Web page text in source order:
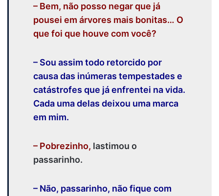
– Bem, não posso negar que já
pousei em árvores mais bonitas… O
que foi que houve com você?
– Sou assim todo retorcido por
causa das inúmeras tempestades e
catástrofes que já enfrentei na vida.
Cada uma delas deixou uma marca
em mim.
– Pobrezinho, lastimou o
passarinho.
– Não, passarinho, não fique com